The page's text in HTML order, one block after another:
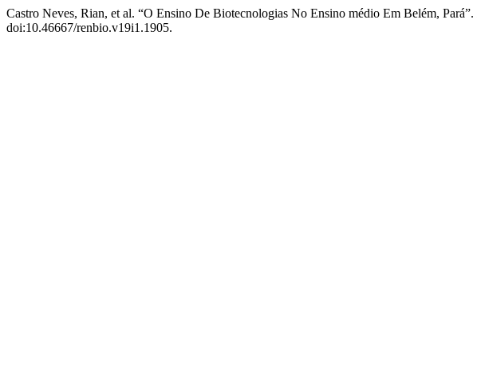
Castro Neves, Rian, et al. “O Ensino De Biotecnologias No Ensino médio Em Belém, Pará”.
doi:10.46667/renbio.v19i1.1905.